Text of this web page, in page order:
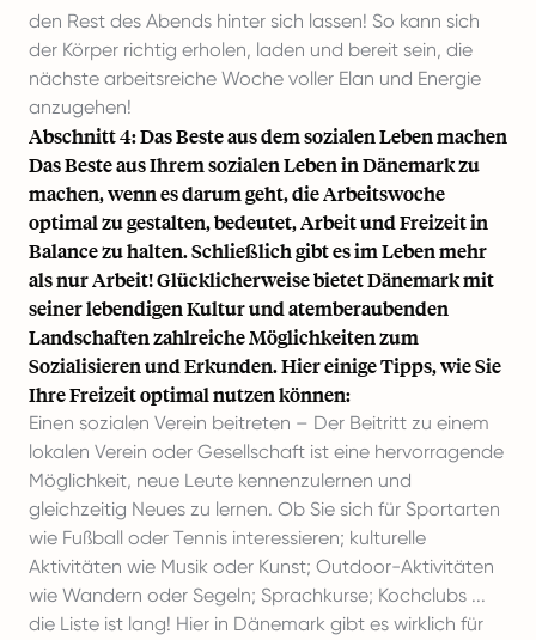
den Rest des Abends hinter sich lassen! So kann sich
der Körper richtig erholen, laden und bereit sein, die
nächste arbeitsreiche Woche voller Elan und Energie
anzugehen!
Abschnitt 4: Das Beste aus dem sozialen Leben machen
Das Beste aus Ihrem sozialen Leben in Dänemark zu
machen, wenn es darum geht, die Arbeitswoche
optimal zu gestalten, bedeutet, Arbeit und Freizeit in
Balance zu halten. Schließlich gibt es im Leben mehr
als nur Arbeit! Glücklicherweise bietet Dänemark mit
seiner lebendigen Kultur und atemberaubenden
Landschaften zahlreiche Möglichkeiten zum
Sozialisieren und Erkunden. Hier einige Tipps, wie Sie
Ihre Freizeit optimal nutzen können:
Einen sozialen Verein beitreten – Der Beitritt zu einem
lokalen Verein oder Gesellschaft ist eine hervorragende
Möglichkeit, neue Leute kennenzulernen und
gleichzeitig Neues zu lernen. Ob Sie sich für Sportarten
wie Fußball oder Tennis interessieren; kulturelle
Aktivitäten wie Musik oder Kunst; Outdoor-Aktivitäten
wie Wandern oder Segeln; Sprachkurse; Kochclubs ...
die Liste ist lang! Hier in Dänemark gibt es wirklich für